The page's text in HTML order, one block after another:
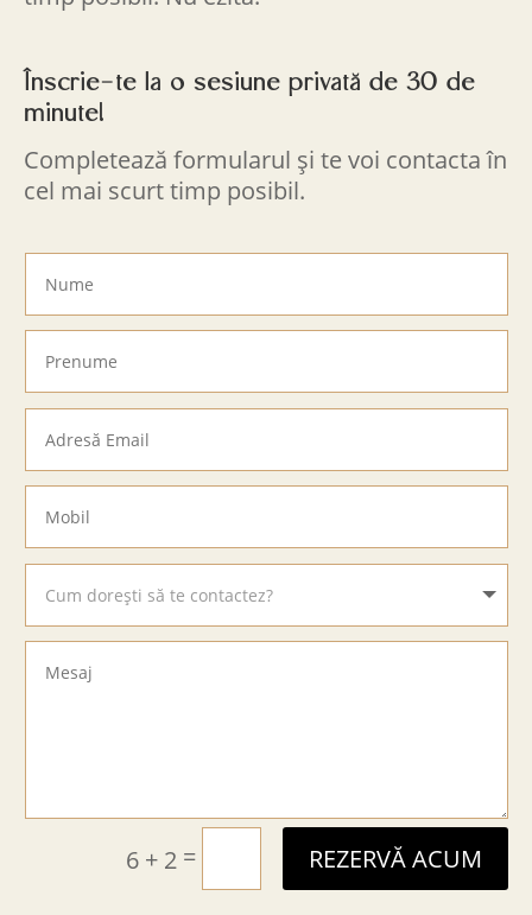
Înscrie-te la o sesiune privată de 30 de
minute!
Completează formularul și te voi contacta în
cel mai scurt timp posibil.
6 + 2 = REZERVĂ ACUM